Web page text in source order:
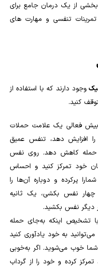
بخشی از یک درمان جامع برای
تمرینات تنفسی و مهارت های
وجود دارند که با استفاده از
کنید.
بیش فعالی یک علامت حملات
افزایش دهد، تنفس عمیق
حمله کاهش دهد. روی نفس
خود تمرکز کنید و احساس
پرکرده و دوباره آن‌ها را
چهار نفس بکشی، یک ثانیه
دیگر نفس بکشید.
با تشخیص اینکه به‌جای حمله
می‌توانید به خود یادآوری کنید
خوب می‌شوید. اگر به‌خوبی
کرده و خود را از گرداب